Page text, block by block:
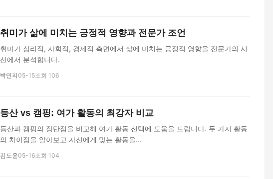
취미가 삶에 미치는 긍정적 영향과 전문가 조언
취미가 심리적, 사회적, 경제적 측면에서 삶에 미치는 긍정적 영향을 전문가의 시
선에서 분석합니다.
박민지05-15조회 106
등산 vs 캠핑: 여가 활동의 최강자 비교
등산과 캠핑의 장단점을 비교해 여가 활동 선택에 도움을 드립니다. 두 가지 활동
의 차이점을 알아보고 자신에게 맞는 활동을...
김도윤05-16조회 104